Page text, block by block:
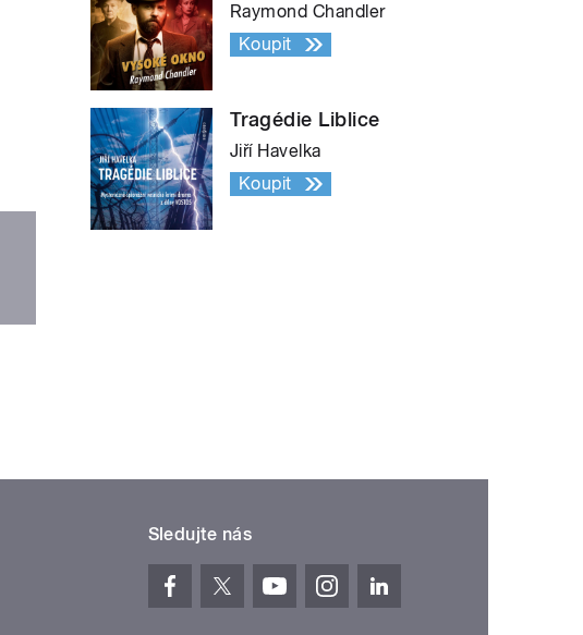
Raymond Chandler
Koupit
Tragédie Liblice
Jiří Havelka
Koupit
Sledujte nás